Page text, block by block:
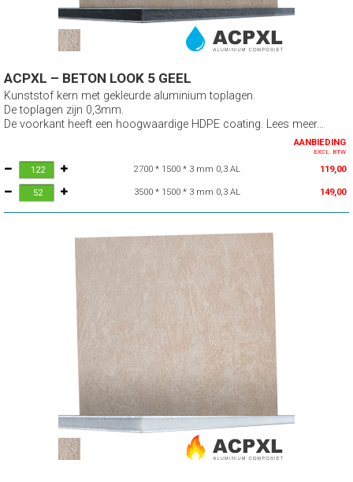
ACPXL – BETON LOOK 5 GEEL
Kunststof kern met gekleurde aluminium toplagen.
De toplagen zijn 0,3mm.
De voorkant heeft een hoogwaardige HDPE coating. Lees meer...
AANBIEDING
EXCL. BTW
2700 * 1500 * 3 mm 0,3 AL 119,00
3500 * 1500 * 3 mm 0,3 AL 149,00